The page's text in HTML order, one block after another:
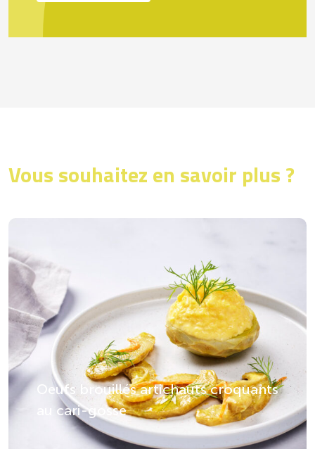
Vous souhaitez en savoir plus ?
Oeufs brouillés artichauts croquants
au cari-gosse